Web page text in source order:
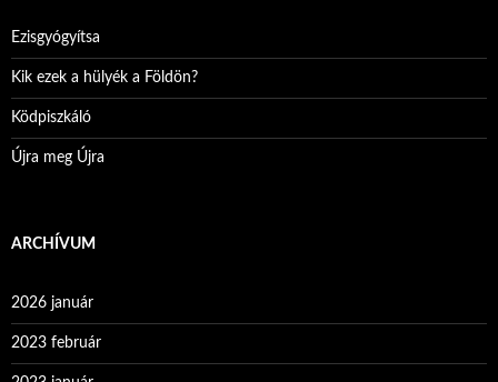
Ezisgyógyítsa
Kik ezek a hülyék a Földön?
Ködpiszkáló
Újra meg Újra
ARCHÍVUM
2026 január
2023 február